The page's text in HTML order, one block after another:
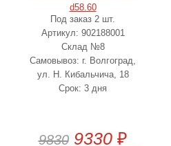
d58.60
Под заказ 2 шт.
Артикул: 902188001
Склад №8
Самовывоз: г. Волгоград,
ул. Н. Кибальчича, 18
Срок: 3 дня
9830 9330 ₽